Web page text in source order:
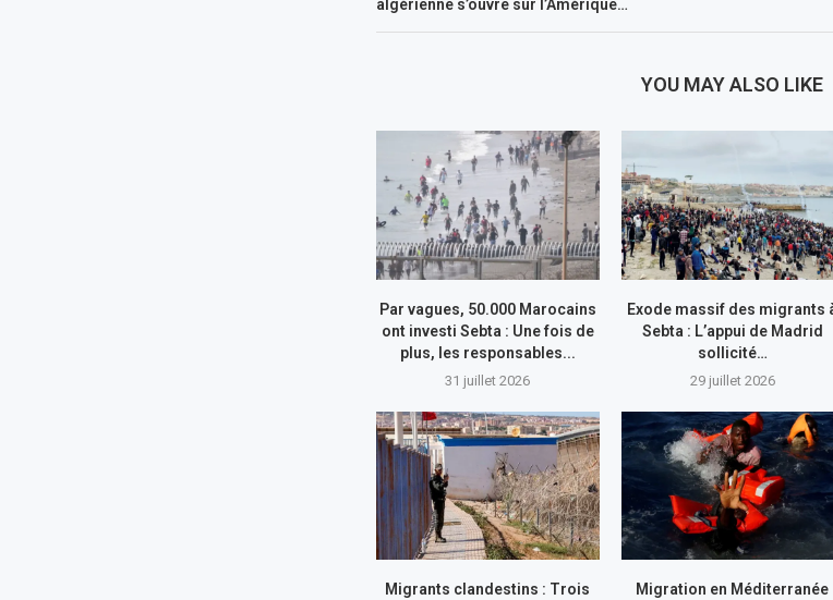
algérienne s’ouvre sur l’Amérique…
YOU MAY ALSO LIKE
Par vagues, 50.000 Marocains
ont investi Sebta : Une fois de
plus, les responsables...
31 juillet 2026
Exode massif des migrants
Sebta : L’appui de Madrid
sollicité…
29 juillet 2026
Migrants clandestins : Trois
Migration en Méditerranée